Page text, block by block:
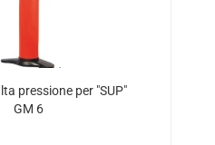
pres­sio­ne per "SUP"
GM 6